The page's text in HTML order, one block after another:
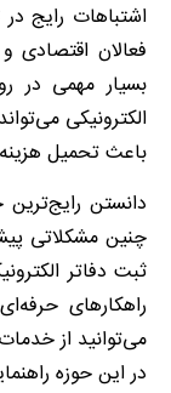
اشتباهات رایج
فعالان
بسیار مهمی در
الکترونیکی
باعث تحمیل
دانستن
چنین مشکلاتی
ثبت دفاتر
راهکارهای
می‌توانید از
در این حوزه